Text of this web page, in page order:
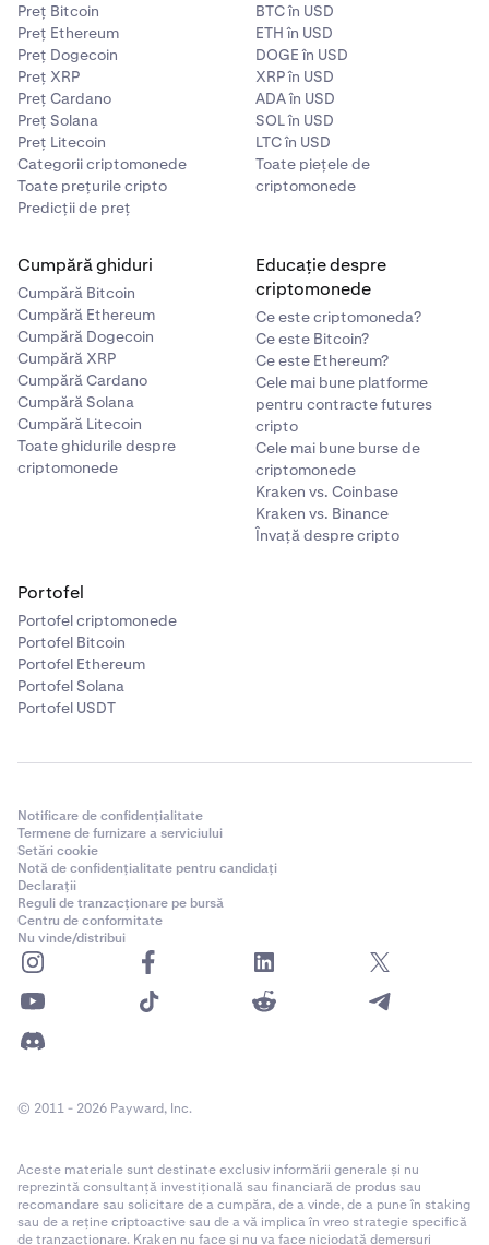
Preț Bitcoin
Preț Ethereum
Preț Dogecoin
Preț XRP
Preț Cardano
Preț Solana
Preț Litecoin
Categorii criptomonede
Toate prețurile cripto
Predicții de preț
BTC în USD
ETH în USD
DOGE în USD
XRP în USD
ADA în USD
SOL în USD
LTC în USD
Toate piețele de
criptomonede
Cumpără ghiduri
Cumpără Bitcoin
Cumpără Ethereum
Cumpără Dogecoin
Cumpără XRP
Cumpără Cardano
Cumpără Solana
Cumpără Litecoin
Toate ghidurile despre
criptomonede
Educație despre
criptomonede
Ce este criptomoneda?
Ce este Bitcoin?
Ce este Ethereum?
Cele mai bune platforme
pentru contracte futures
cripto
Cele mai bune burse de
criptomonede
Kraken vs. Coinbase
Kraken vs. Binance
Învață despre cripto
Portofel
Portofel criptomonede
Portofel Bitcoin
Portofel Ethereum
Portofel Solana
Portofel USDT
Notificare de confidențialitate
Termene de furnizare a serviciului
Setări cookie
Notă de confidențialitate pentru candidați
Declarații
Reguli de tranzacționare pe bursă
Centru de conformitate
Nu vinde/distribui
© 2011 - 2026 Payward, Inc.
Aceste materiale sunt destinate exclusiv informării generale și nu
reprezintă consultanță investițională sau financiară de produs sau
recomandare sau solicitare de a cumpăra, de a vinde, de a pune în staking
sau de a reține criptoactive sau de a vă implica în vreo strategie specifică
de tranzacționare. Kraken nu face și nu va face niciodată demersuri